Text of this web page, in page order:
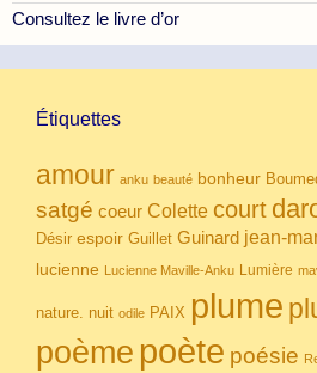
Consultez le livre d’or
Étiquettes
amour anku beauté bonheur
satgé coeur Colette court
Désir espoir Guillet Guinard jean-
lucienne Lucienne Maville-Anku Lumière
nature. nuit odile PAIX plume
poème poète poésie